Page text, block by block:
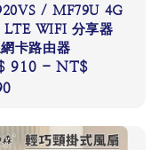
/ MF79U 4G
LTE WIFI 分享器
卡路由器
910 -NT$